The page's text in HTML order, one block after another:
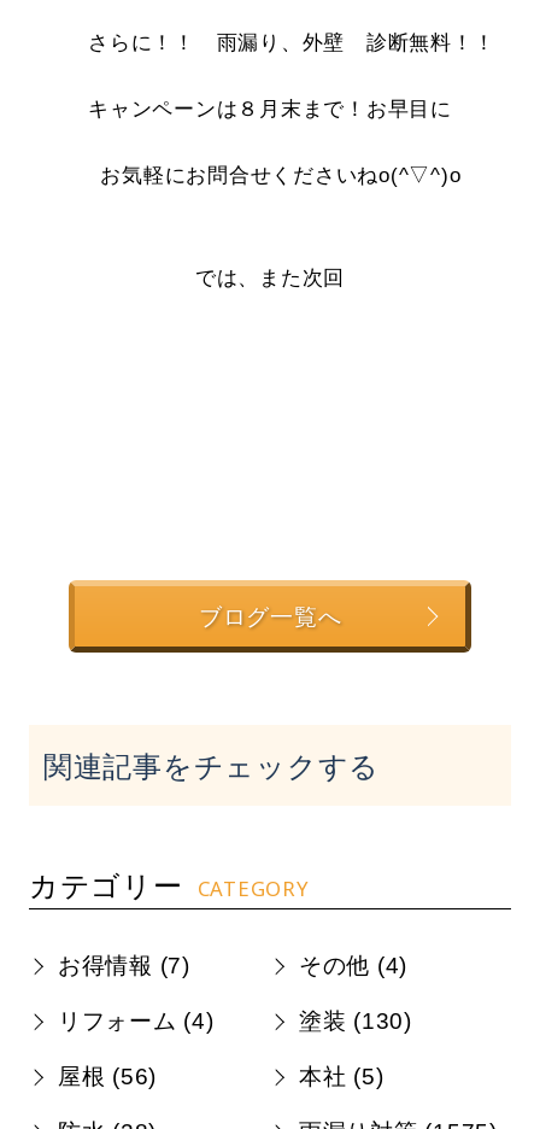
さらに！！ 雨漏り、外壁 診断無料！！
キャンペーンは８月末まで！お早目に
お気軽にお問合せくださいねo(^▽^)o
では、また次回
ブログ一覧へ
関連記事をチェックする
カテゴリー CATEGORY
お得情報 (7) その他 (4)
リフォーム (4) 塗装 (130)
屋根 (56) 本社 (5)